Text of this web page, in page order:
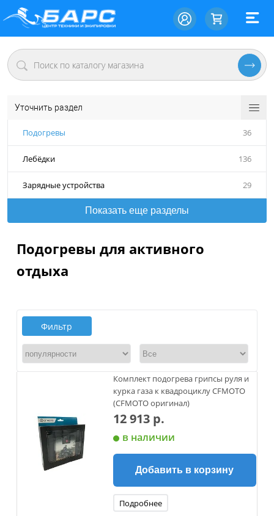
Уточнить раздел
Подогревы 36
Лебёдки 136
Зарядные устройства 29
Показать еще разделы
Подогревы для активного
отдыха
Фильтр
Комплект подогрева грипсы руля и
курка газа к квадроциклу CFMOTO
(CFMOTO оригинал)
12 913 р.
в наличии
Добавить в корзину
Подробнее